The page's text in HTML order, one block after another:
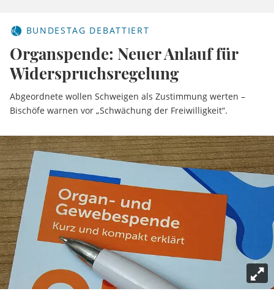
BUNDESTAG DEBATTIERT
Organspende: Neuer Anlauf für
Widerspruchsregelung
Abgeordnete wollen Schweigen als Zustimmung werten –
Bischöfe warnen vor „Schwächung der Freiwilligkeit“.